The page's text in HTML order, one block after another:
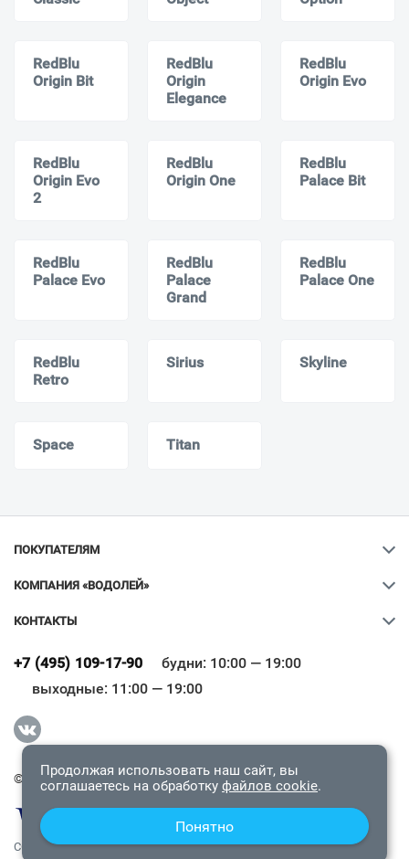
RedBlu
Origin Bit
RedBlu
Origin
Elegance
RedBlu
Origin Evo
RedBlu
Origin Evo
2
RedBlu
Origin One
RedBlu
Palace Bit
RedBlu
Palace Evo
RedBlu
Palace
Grand
RedBlu
Palace One
RedBlu
Retro
Sirius Skyline
Space Titan
ПОКУПАТЕЛЯМ
КОМПАНИЯ «ВОДОЛЕЙ»
КОНТАКТЫ
+7 (495) 109-17-90
будни: 10:00 — 19:00
выходные: 11:00 — 19:00
© 2009-2026 «Водолей Онлайн». Все права защищены.
СОГЛАШЕНИЕ О КОНФИДЕНЦИАЛЬНОСТИ
Всё верно
Продолжая использовать наш сайт, вы
соглашаетесь на обработку файлов cookie.
Понятно